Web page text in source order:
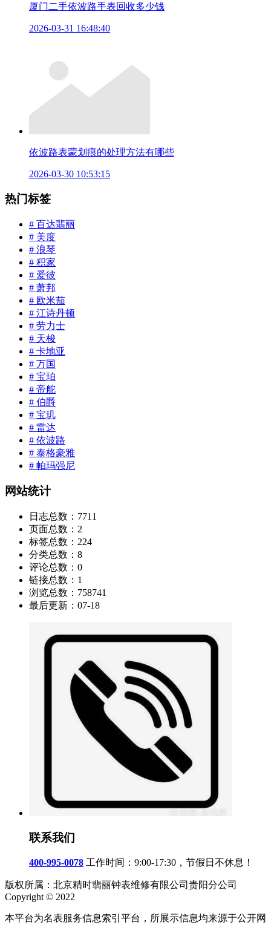
厦门二手依波路手表回收多少钱
2026-03-31 16:48:40
依波路表蒙划痕的处理方法有哪些
2026-03-30 10:53:15
热门标签
# 百达翡丽
# 美度
# 浪琴
# 积家
# 爱彼
# 萧邦
# 欧米茄
# 江诗丹顿
# 劳力士
# 天梭
# 卡地亚
# 万国
# 宝珀
# 帝舵
# 伯爵
# 宝玑
# 雷达
# 依波路
# 泰格豪雅
# 帕玛强尼
网站统计
日志总数： 7711
页面总数： 2
标签总数： 224
分类总数： 8
评论总数： 0
链接总数： 1
浏览总数： 758741
最后更新： 07-18
联系我们
400-995-0078 工作时间：9:00-17:30，节假日不休息！
版权所属：北京精时翡丽钟表维修有限公司贵阳分公司
Copyright © 2022
本平台为名表服务信息索引平台，所展示信息均来源于公开网